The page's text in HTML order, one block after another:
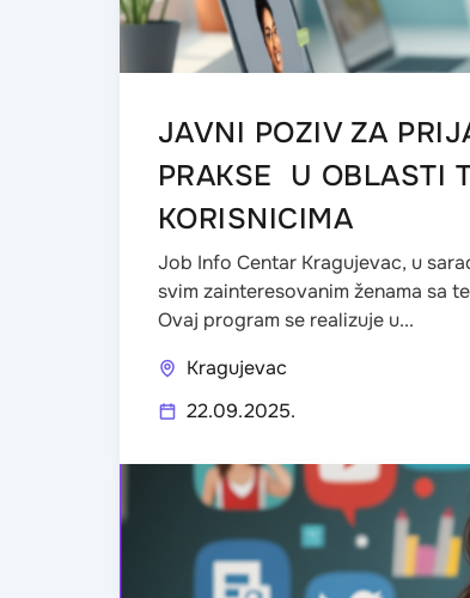
JAVNI POZIV ZA
PRAKSE U OBLASTI
KORISNICIMA
Job Info Centar Kragujevac, u
svim zainteresovanim ženama sa
Ovaj program se realizuje u...
Kragujevac
22.09.2025.